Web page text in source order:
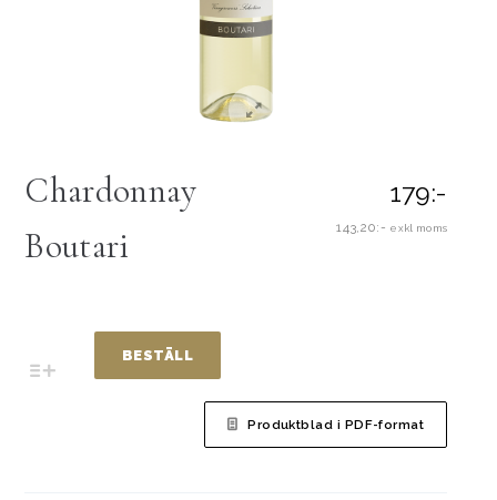
Chardonnay
Boutari
179:-
143,20:- exkl moms
BESTÄLL
Produktblad i PDF-format